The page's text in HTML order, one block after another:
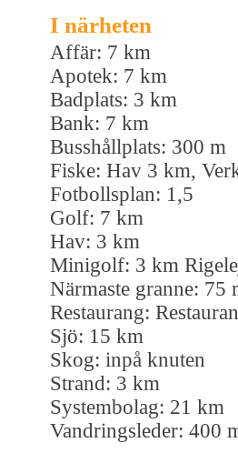
I närheten
Affär: 7 km
Apotek: 7 km
Badplats: 3 km
Bank: 7 km
Busshållplats: 300 m
Fiske: Hav 3 km,
Fotbollsplan: 1,5
Golf: 7 km
Hav: 3 km
Minigolf: 3 km
Närmaste granne: 75
Restaurang:
Sjö: 15 km
Skog: inpå knuten
Strand: 3 km
Systembolag: 21 km
Vandringsleder: 400